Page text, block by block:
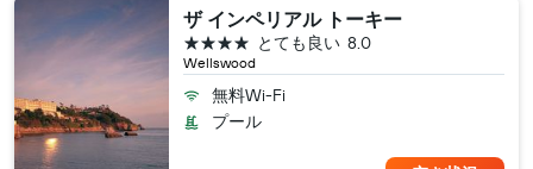
ザ インペリアル トーキー
Wellswood
8.0
とても良い
4つ星
無料Wi-Fi
プール